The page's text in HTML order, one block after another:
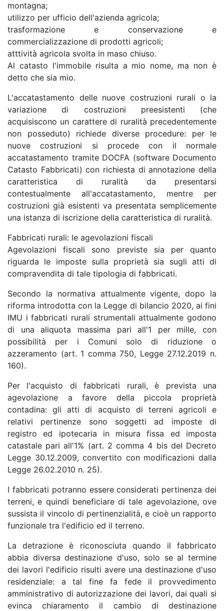
montagna;
utilizzo per ufficio dell'azienda agricola;
trasformazione e conservazione e
commercializzazione di prodotti agricoli;
atttività agricola svolta in maso chiuso.
Al catasto l'immobile risulta a mio nome, ma non è
detto che sia mio.
L'accatastamento delle nuove costruzioni rurali o la
variazione di costruzioni preesistenti (che
acquisiscono un carattere di ruralità precedentemente
non posseduto) richiede diverse procedure: per le
nuove costruzioni si procede con il normale
accatastamento tramite DOCFA (software Documento
Catasto Fabbricati) con richiesta di annotazione della
caratteristica di ruralità da presentarsi
contestualmente all'accatastamento, mentre per
costruzioni già esistenti va presentata semplicemente
una istanza di iscrizione della caratteristica di ruralità.
Fabbricati rurali: le agevolazioni fiscali
Agevolazioni fiscali sono previste sia per quanto
riguarda le imposte sulla proprietà sia sugli atti di
compravendita di tale tipologia di fabbricati.
Secondo la normativa attualmente vigente, dopo la
riforma introdotta con la Legge di bilancio 2020, ai fini
IMU i fabbricati rurali strumentali attualmente godono
di una aliquota massima pari all'1 per mille, con
possibilità per i Comuni solo di riduzione o
azzeramento (art. 1 comma 750, Legge 27.12.2019 n.
160).
Per l'acquisto di fabbricati rurali, è prevista una
agevolazione a favore della piccola proprietà
contadina: gli atti di acquisto di terreni agricoli e
relativi pertinenze sono soggetti ad imposte di
registro ed ipotecaria in misura fissa ed imposta
catastale pari all'1% (art. 2 comma 4 bis del Decreto
Legge 30.12.2009, convertito con modificazioni dalla
Legge 26.02.2010 n. 25).
I fabbricati potranno essere considerati pertinenza dei
terreni, e quindi beneficiare di tale agevolazione, ove
sussista il vincolo di pertinenzialità, e cioè un rapporto
funzionale tra l'edificio ed il terreno.
La detrazione è riconosciuta quando il fabbricato
abbia diversa destinazione d'uso, solo se al termine
dei lavori l'edificio risulti avere una destinazione d'uso
residenziale: a tal fine fa fede il provvedimento
amministrativo di autorizzazione dei lavori, dai quali si
evinca chiaramento il cambio di destinazione